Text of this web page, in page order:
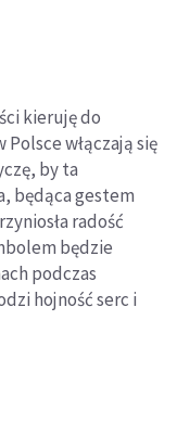
kieruję do
włączają się
by ta
będąca gestem
radość
będzie
podczas
hojność serc i